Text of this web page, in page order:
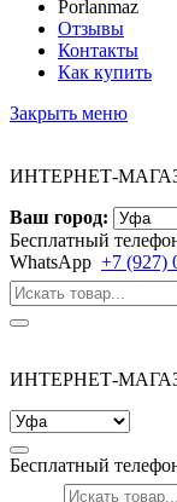
Porlanmaz
Отзывы
Контакты
Как купить
Закрыть меню
ИНТЕРНЕТ-
Ваш город:
Бесплатный
WhatsApp +7 (927)
ИНТЕРНЕТ-
Бесплатный